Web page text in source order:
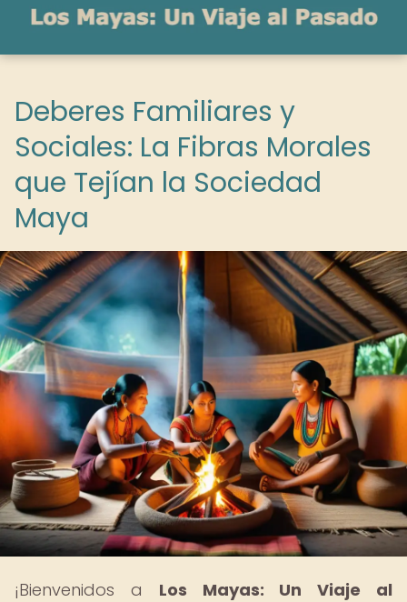
Deberes Familiares y
Sociales: La Fibras Morales
que Tejían la Sociedad
Maya
¡Bienvenidos a Los Mayas: Un Viaje al